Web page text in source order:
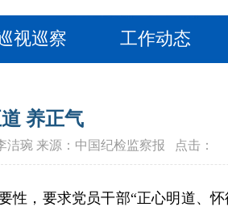
视巡察 工作动态
养正气
洁琬 来源：中国纪检监察报 点击：
，要求党员干部“正心明道、怀